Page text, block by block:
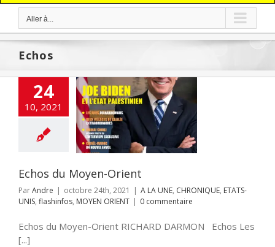
Aller à...
Echos
24
10, 2021
du Moyen-
Orient
CHRONIQUE
flashinfos
Echos du Moyen-Orient
ParAndre | octobre 24th, 2021 | A LA UNE, CHRONIQUE, ETATS-
UNIS, flashinfos, MOYEN ORIENT | 0 commentaire
Echos du Moyen-Orient RICHARD DARMON Echos Les
[...]